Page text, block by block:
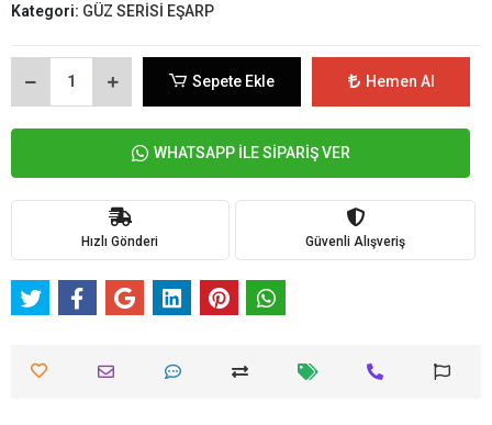
Kategori: GÜZ SERİSİ EŞARP
Sepete Ekle Hemen Al
WHATSAPP İLE SİPARİŞ VER
Hızlı Gönderi Güvenli Alışveriş